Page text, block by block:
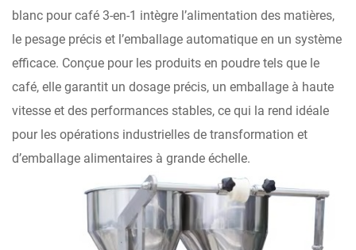
blanc pour café 3-en-1 intègre l’alimentation des matières,
le pesage précis et l’emballage automatique en un système
efficace. Conçue pour les produits en poudre tels que le
café, elle garantit un dosage précis, un emballage à haute
vitesse et des performances stables, ce qui la rend idéale
pour les opérations industrielles de transformation et
d’emballage alimentaires à grande échelle.